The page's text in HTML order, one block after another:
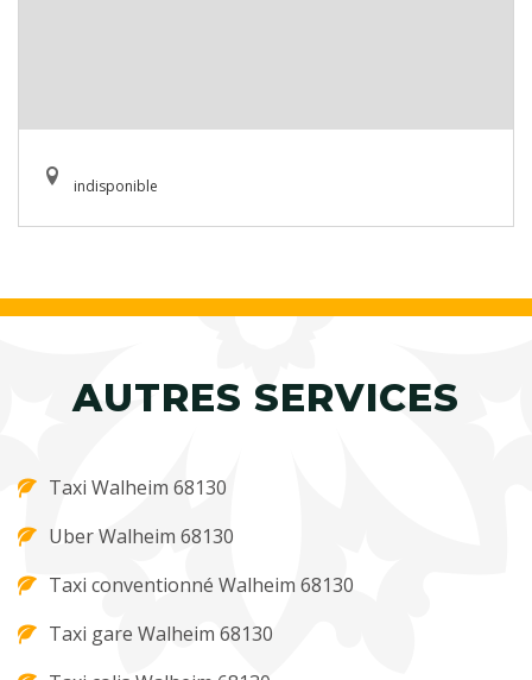
indisponible
AUTRES SERVICES
Taxi Walheim 68130
Uber Walheim 68130
Taxi conventionné Walheim 68130
Taxi gare Walheim 68130